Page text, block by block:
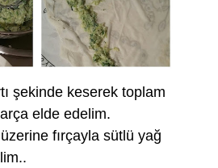
şekinde keserek toplam
elde edelim.
fırçayla sütlü yağ